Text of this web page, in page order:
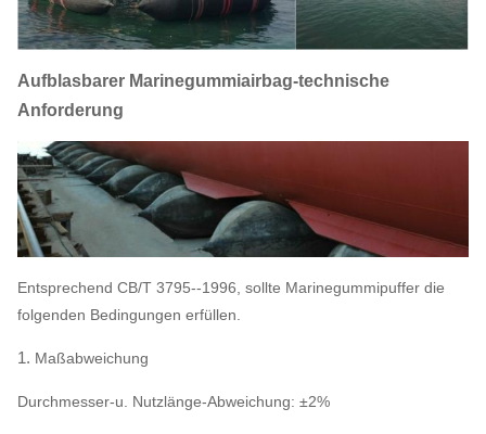
Aufblasbarer Marinegummiairbag-technische
Anforderung
Entsprechend CB/T 3795--1996, sollte Marinegummipuffer die
folgenden Bedingungen erfüllen.
1. Maßabweichung
Durchmesser-u. Nutzlänge-Abweichung: ±2%